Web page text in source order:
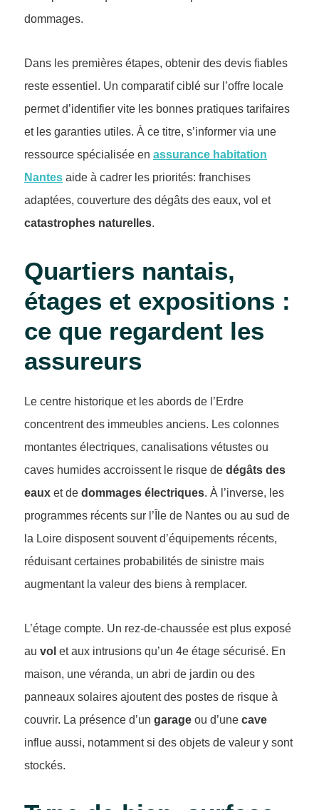
dommages.
Dans les premières étapes, obtenir des devis fiables
reste essentiel. Un comparatif ciblé sur l’offre locale
permet d’identifier vite les bonnes pratiques tarifaires
et les garanties utiles. À ce titre, s’informer via une
ressource spécialisée en assurance habitation
Nantes aide à cadrer les priorités: franchises
adaptées, couverture des dégâts des eaux, vol et
catastrophes naturelles.
Quartiers nantais,
étages et expositions :
ce que regardent les
assureurs
Le centre historique et les abords de l’Erdre
concentrent des immeubles anciens. Les colonnes
montantes électriques, canalisations vétustes ou
caves humides accroissent le risque de dégâts des
eaux et de dommages électriques. À l’inverse, les
programmes récents sur l’Île de Nantes ou au sud de
la Loire disposent souvent d’équipements récents,
réduisant certaines probabilités de sinistre mais
augmentant la valeur des biens à remplacer.
L’étage compte. Un rez-de-chaussée est plus exposé
au vol et aux intrusions qu’un 4e étage sécurisé. En
maison, une véranda, un abri de jardin ou des
panneaux solaires ajoutent des postes de risque à
couvrir. La présence d’un garage ou d’une cave
influe aussi, notamment si des objets de valeur y sont
stockés.